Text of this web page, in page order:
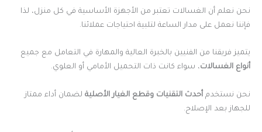
نحن نعلم أن الغسالات تعتبر من الأجهزة الأساسية في كل منزل، لذا
فإننا نعمل على مدار الساعة لتلبية احتياجات عملائنا.
يتميز فريقنا من الفنيين بالخبرة العالية والمهارة في التعامل مع جميع
أنواع الغسالات، سواء كانت ذات التحميل الأمامي أو العلوي.
نحن نستخدم أحدث التقنيات وقطع الغيار الأصلية لضمان أداء ممتاز
للجهاز بعد الإصلاح.